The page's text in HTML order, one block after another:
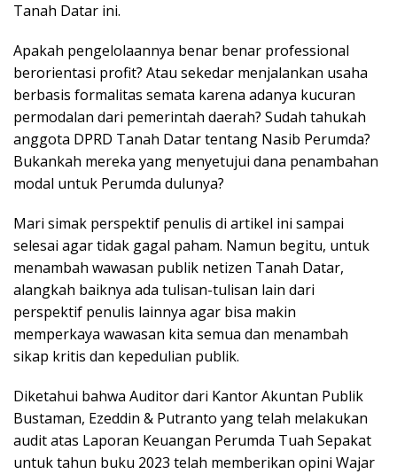
Tanah Datar ini.
Apakah pengelolaannya benar benar professional
berorientasi profit? Atau sekedar menjalankan usaha
berbasis formalitas semata karena adanya kucuran
permodalan dari pemerintah daerah? Sudah tahukah
anggota DPRD Tanah Datar tentang Nasib Perumda?
Bukankah mereka yang menyetujui dana penambahan
modal untuk Perumda dulunya?
Mari simak perspektif penulis di artikel ini sampai
selesai agar tidak gagal paham. Namun begitu, untuk
menambah wawasan publik netizen Tanah Datar,
alangkah baiknya ada tulisan-tulisan lain dari
perspektif penulis lainnya agar bisa makin
memperkaya wawasan kita semua dan menambah
sikap kritis dan kepedulian publik.
Diketahui bahwa Auditor dari Kantor Akuntan Publik
Bustaman, Ezeddin & Putranto yang telah melakukan
audit atas Laporan Keuangan Perumda Tuah Sepakat
untuk tahun buku 2023 telah memberikan opini Wajar